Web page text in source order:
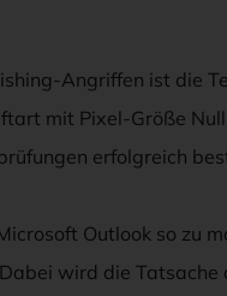
Angriffen ist die
mit Pixel-Größe
erfolgreich
Outlook so zu
wird die